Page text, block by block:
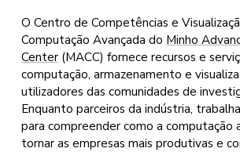
O Centro de Competências e
Computação Avançada do Minho
Center (MACC) fornece recursos e
computação, armazenamento e
utilizadores das comunidades de
Enquanto parceiros da indústria,
para compreender como a computação
tornar as empresas mais produtivas e